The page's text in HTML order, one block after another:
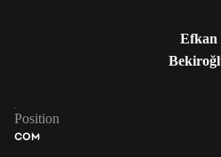
Efkan
Position
COM